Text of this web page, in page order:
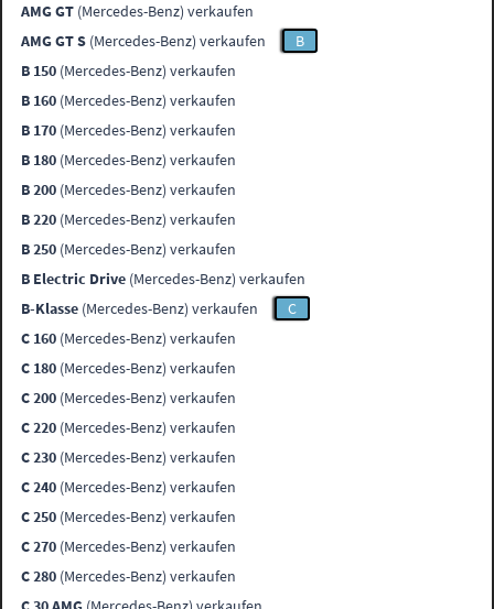
AMG GT (Mercedes-Benz) verkaufen
AMG GT S (Mercedes-Benz) verkaufen
B
B 150 (Mercedes-Benz) verkaufen
B 160 (Mercedes-Benz) verkaufen
B 170 (Mercedes-Benz) verkaufen
B 180 (Mercedes-Benz) verkaufen
B 200 (Mercedes-Benz) verkaufen
B 220 (Mercedes-Benz) verkaufen
B 250 (Mercedes-Benz) verkaufen
B Electric Drive (Mercedes-Benz) verkaufen
B-Klasse (Mercedes-Benz) verkaufen
C
C 160 (Mercedes-Benz) verkaufen
C 180 (Mercedes-Benz) verkaufen
C 200 (Mercedes-Benz) verkaufen
C 220 (Mercedes-Benz) verkaufen
C 230 (Mercedes-Benz) verkaufen
C 240 (Mercedes-Benz) verkaufen
C 250 (Mercedes-Benz) verkaufen
C 270 (Mercedes-Benz) verkaufen
C 280 (Mercedes-Benz) verkaufen